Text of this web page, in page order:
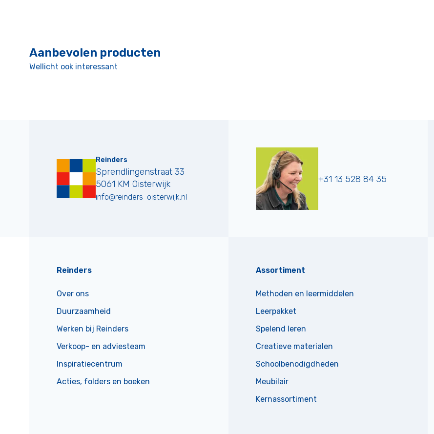
Aanbevolen producten
Wellicht ook interessant
Reinders
Sprendlingenstraat 33
5061 KM Oisterwijk
info@reinders-oisterwijk.nl
+31 13 528 84 35
Reinders
Over ons
Duurzaamheid
Werken bij Reinders
Verkoop- en adviesteam
Inspiratiecentrum
Acties, folders en boeken
Assortiment
Methoden en leermiddelen
Leerpakket
Spelend leren
Creatieve materialen
Schoolbenodigdheden
Meubilair
Kernassortiment